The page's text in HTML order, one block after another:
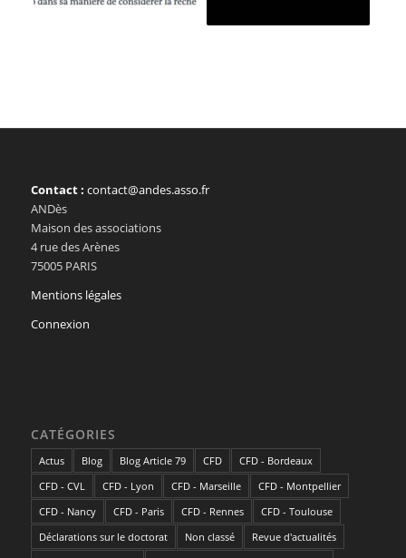
Contact : contact@andes.asso.fr
ANDès
Maison des associations
4 rue des Arènes
75005 PARIS
Mentions légales
Connexion
CATÉGORIES
Actus Blog Blog Article 79 CFD
CFD - Bordeaux
CFD - CVL
CFD - Lyon CFD - Marseille
CFD - Montpellier
CFD - Nancy
CFD - Paris CFD - Rennes
CFD - Toulouse
Déclarations sur le doctorat
Non classé
Revue d'actualités